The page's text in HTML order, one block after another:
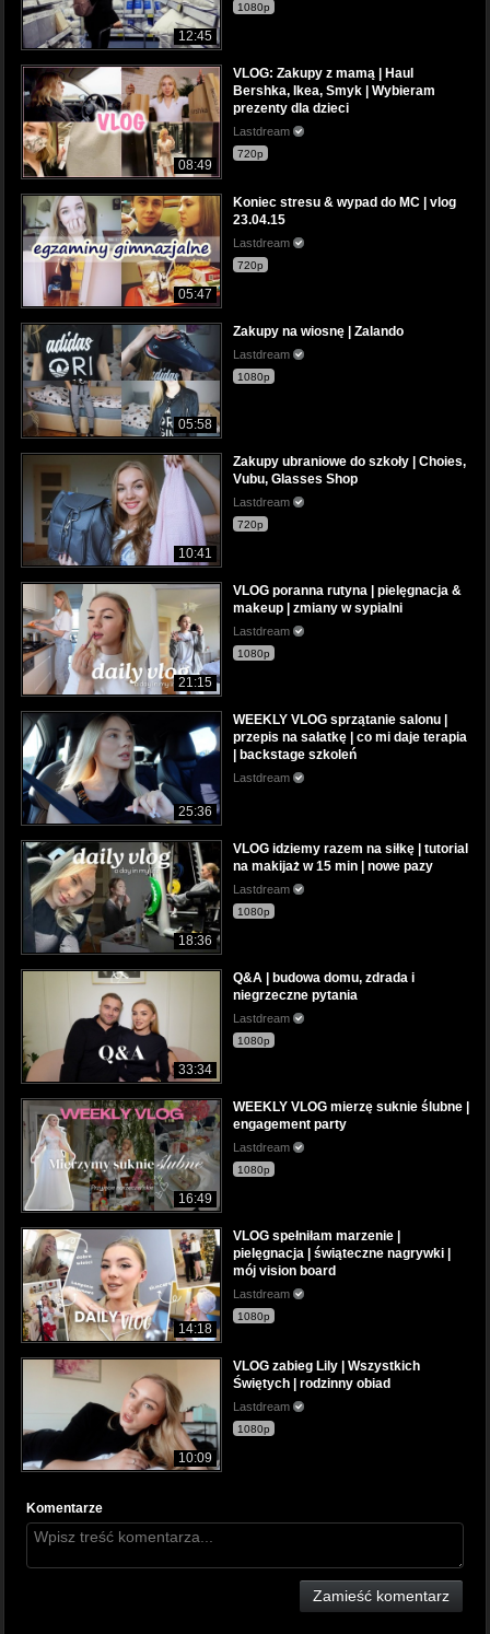
12:45
1080p
08:49
VLOG: Zakupy z mamą | Haul
Bershka, Ikea, Smyk | Wybieram
prezenty dla dzieci
Lastdream
720p
05:47
Koniec stresu & wypad do MC | vlog
23.04.15
Lastdream
720p
05:58
Zakupy na wiosnę | Zalando
Lastdream
1080p
10:41
Zakupy ubraniowe do szkoły | Choies,
Vubu, Glasses Shop
Lastdream
720p
21:15
VLOG poranna rutyna | pielęgnacja &
makeup | zmiany w sypialni
Lastdream
1080p
25:36
WEEKLY VLOG sprzątanie salonu |
przepis na sałatkę | co mi daje terapia
| backstage szkoleń
Lastdream
18:36
VLOG idziemy razem na siłkę | tutorial
na makijaż w 15 min | nowe pazy
Lastdream
1080p
33:34
Q&A | budowa domu, zdrada i
niegrzeczne pytania
Lastdream
1080p
16:49
WEEKLY VLOG mierzę suknie ślubne |
engagement party
Lastdream
1080p
14:18
VLOG spełniłam marzenie |
pielęgnacja | świąteczne nagrywki |
mój vision board
Lastdream
1080p
10:09
VLOG zabieg Lily | Wszystkich
Świętych | rodzinny obiad
Lastdream
1080p
Komentarze
Zamieść komentarz